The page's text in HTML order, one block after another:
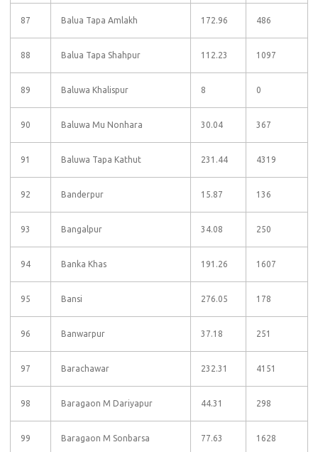
87 Balua Tapa Amlakh 172.96 486
88 Balua Tapa Shahpur 112.23 1097
89 Baluwa Khalispur 8 0
90 Baluwa Mu Nonhara 30.04 367
91 Baluwa Tapa Kathut 231.44 4319
92 Banderpur 15.87 136
93 Bangalpur 34.08 250
94 Banka Khas 191.26 1607
95 Bansi 276.05 178
96 Banwarpur 37.18 251
97 Barachawar 232.31 4151
98 Baragaon M Dariyapur 44.31 298
99 Baragaon M Sonbarsa 77.63 1628